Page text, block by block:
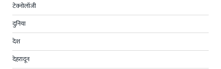
टेक्नोलॉजी
दुनिया
देश
देहरादून